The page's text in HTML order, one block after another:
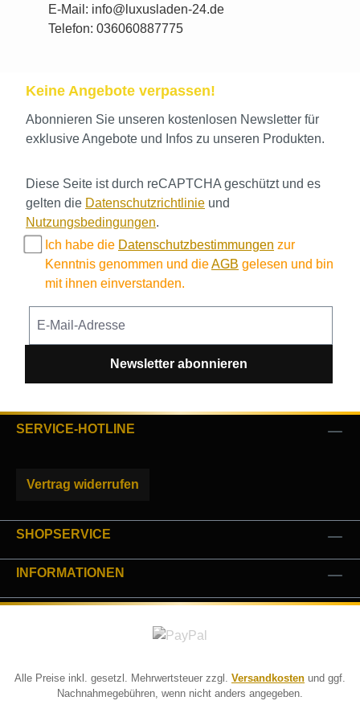
E-Mail: info@luxusladen-24.de
Telefon: 036060887775
Keine Angebote verpassen!
Abonnieren Sie unseren kostenlosen Newsletter für
exklusive Angebote und Infos zu unseren Produkten.
Diese Seite ist durch reCAPTCHA geschützt und es
gelten die Datenschutzrichtlinie und
Nutzungsbedingungen.
Ich habe die Datenschutzbestimmungen zur
Kenntnis genommen und dieAGB gelesen und bin
mit ihnen einverstanden.
Newsletter abonnieren
SERVICE-HOTLINE
Vertrag widerrufen
SHOPSERVICE
INFORMATIONEN
Alle Preise inkl. gesetzl. Mehrwertsteuer zzgl. Versandkosten und ggf.
Nachnahmegebühren, wenn nicht anders angegeben.